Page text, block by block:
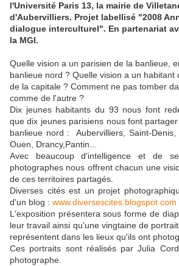
l'Université Paris 13, la mairie de
d'Aubervilliers. Projet labellisé "2008
dialogue interculturel". En partenariat
la MGI.
Quelle vision a un parisien de la banlieue,
banlieue nord ? Quelle vision a un habitant
de la capitale ? Comment ne pas tomber
comme de l'autre ?
Dix jeunes habitants du 93 nous font
que dix jeunes parisiens nous font
banlieue nord : Aubervilliers, Saint-Denis,
Ouen, Drancy,Pantin...
Avec beaucoup d'intelligence et de
photographes nous offrent chacun une
de ces territoires partagés.
Diverses cités est un projet
d'un blog : www.diversescites.blogspot.com
L'exposition présentera sous forme de
leur travail ainsi qu'une vingtaine de
représentent dans les lieux qu'ils ont
Ces portraits sont réalisés par Julia
photographe.